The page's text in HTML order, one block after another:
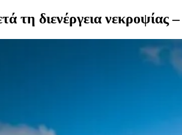
τη διενέργεια νεκροψίας